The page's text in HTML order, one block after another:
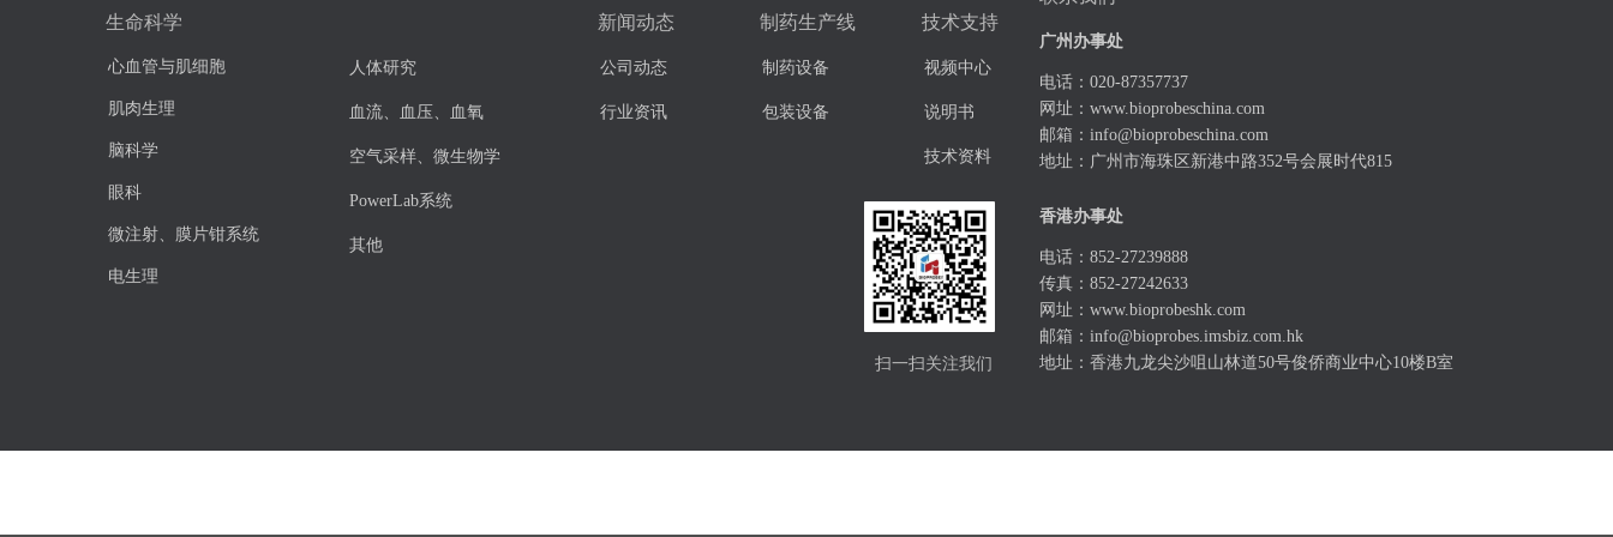
生命科学
心血管与肌细胞
肌肉生理
脑科学
眼科
微注射、膜片钳系统
电生理
人体研究
血流、血压、血氧
空气采样、微生物学
PowerLab系统
其他
制药生产线
制药设备
包装设备
技术支持
视频中心
说明书
技术资料
新闻动态
公司动态
行业资讯
扫一扫关注我们
广州办事处
电话：020-87357737
网址： www.bioprobeschina.com
邮箱： info@bioprobeschina.com
地址：广州市海珠区新港中路352号会展时代815
香港办事处
电话：852-27239888
传真：852-27242633
网址： www.bioprobeshk.com
邮箱： info@bioprobes.imsbiz.com.hk
地址：香港九龙尖沙咀山林道50号俊侨商业中心10楼B室